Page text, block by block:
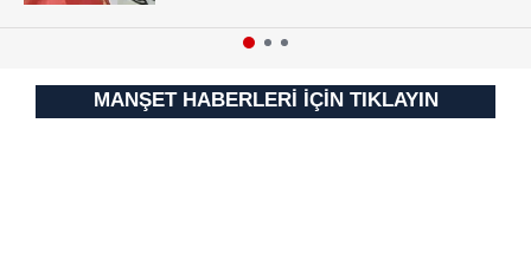
MANŞET HABERLERİ İÇİN TIKLAYIN